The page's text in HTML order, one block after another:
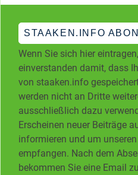
STAAKEN.INFO
Wenn Sie sich hier
einverstanden damit, dass
von staaken.info
werden nicht an Dritte
ausschließlich dazu
Erscheinen neuer Beiträge
informieren und um
empfangen. Nach dem
bekommen Sie eine Email